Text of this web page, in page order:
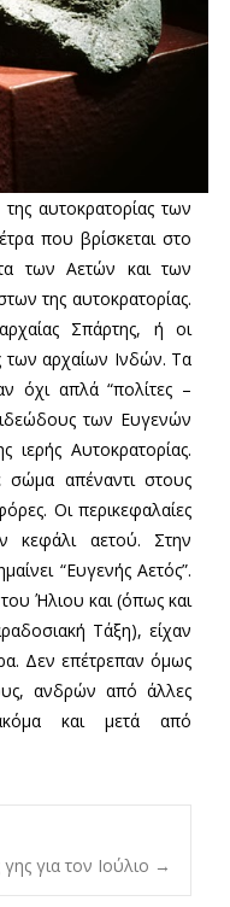
της αυτοκρατορίας των
που βρίσκεται στο
των Αετών και των
της αυτοκρατορίας.
Σπάρτης, ή οι
των αρχαίων Ινδών. Τα
όχι απλά “πολίτες –
των Ευγενών
Αυτοκρατορίας.
απέναντι στους
Οι περικεφαλαίες
κεφάλι αετού. Στην
“Ευγενής Αετός”.
Ήλιου και (όπως και
Τάξη), είχαν
Δεν επέτρεπαν όμως
ανδρών από άλλες
και μετά από
για τον Ιούλιο →